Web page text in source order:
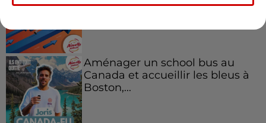
l'entrepreneuriat féminin
Aménager un school bus au
Canada et accueillir les bleus à
Boston,...